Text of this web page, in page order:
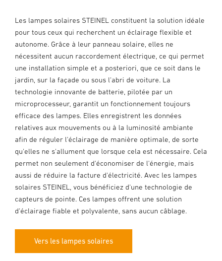
Les lampes solaires STEINEL constituent la solution idéale
pour tous ceux qui recherchent un éclairage flexible et
autonome. Grâce à leur panneau solaire, elles ne
nécessitent aucun raccordement électrique, ce qui permet
une installation simple et a posteriori, que ce soit dans le
jardin, sur la façade ou sous l'abri de voiture. La
technologie innovante de batterie, pilotée par un
microprocesseur, garantit un fonctionnement toujours
efficace des lampes. Elles enregistrent les données
relatives aux mouvements ou à la luminosité ambiante
afin de réguler l'éclairage de manière optimale, de sorte
qu'elles ne s'allument que lorsque cela est nécessaire. Cela
permet non seulement d'économiser de l'énergie, mais
aussi de réduire la facture d'électricité. Avec les lampes
solaires STEINEL, vous bénéficiez d'une technologie de
capteurs de pointe. Ces lampes offrent une solution
d'éclairage fiable et polyvalente, sans aucun câblage.
Vers les lampes solaires